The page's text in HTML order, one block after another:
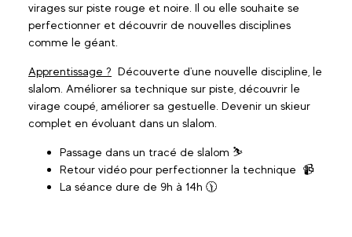
virages sur piste rouge et noire. Il ou elle souhaite se
perfectionner et découvrir de nouvelles disciplines
comme le géant.
Apprentissage ? Découverte d'une nouvelle discipline, le
slalom. Améliorer sa technique sur piste, découvrir le
virage coupé, améliorer sa gestuelle. Devenir un skieur
complet en évoluant dans un slalom.
Passage dans un tracé de slalom ⛷
Retour vidéo pour perfectionner la technique 📹
La séance dure de 9h à 14h 🕦